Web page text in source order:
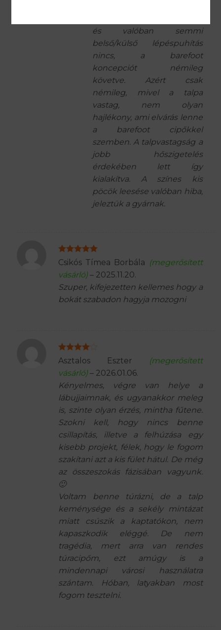
és valóban semmi
belső/külső lépéspuhítás
nincs, a barefoot
koncepciót némileg
követve. Azért csak
némileg, mivel a talpa
vastag, nem olyan
hajlékony, ami elvárás lenne
a barefoot cipőkkel
szemben. A talpvastagság a
jobb hőszigetelés
érdekében lett így
kialakítva. A színes kis
pöcök leesése valóban hiba,
jeleztük a gyárnak.
Értékelés:5
/ 5
Csikós Tímea Borbála (megerősített
vásárló) – 2025.11.20.
Szuper, kifejezetten kellemes hogy a
bokát szabadon hagyja mozogni
Értékelés:
Asztalos Eszter
(megerősített
vásárló) – 2026.01.06.
Kényelmes, végre van helye a
lábujjaimnak, és ugyanakkor meleg
is, szinte olyan érzés, mintha fűtene.
Szokni kell, hogy nincs benne
csillapítás, illetve a felhúzása egy
kisebb projekt, félek, hogy le fogom
szakítani azt a kis fület hátul. De még
az összeszokás fázisában vagyunk.
🙂
Voltam benne túrázni, de a talp
keménysége és a sekély mintázat
miatt csúszik a kaptatókon, nem
kapaszkodik eléggé. De nem
tragédia, mert arra van rendes
túracipőm, ezt amúgy is a
mindennapi városi használatra
szántam. Hóban, latyakban most
fogom tesztelni.